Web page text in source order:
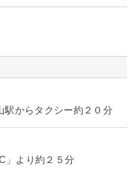
駅からタクシー約２０分
」より約２５分